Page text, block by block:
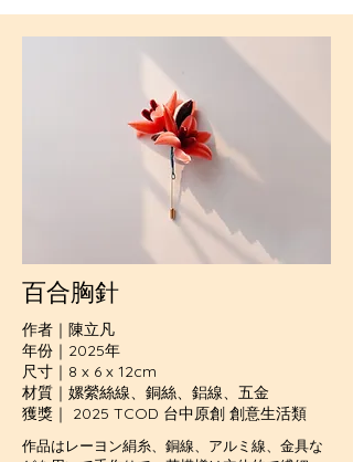
百合胸針
作者｜陳立凡
年份｜2025年
尺寸｜8 x 6 x 12cm
材質｜嫘縈絲線、銅絲、鋁線、五金
獲獎｜ 2025 TCOD 台中原創 創意生活類
作品はレーヨン絹糸、銅線、アルミ線、金具な